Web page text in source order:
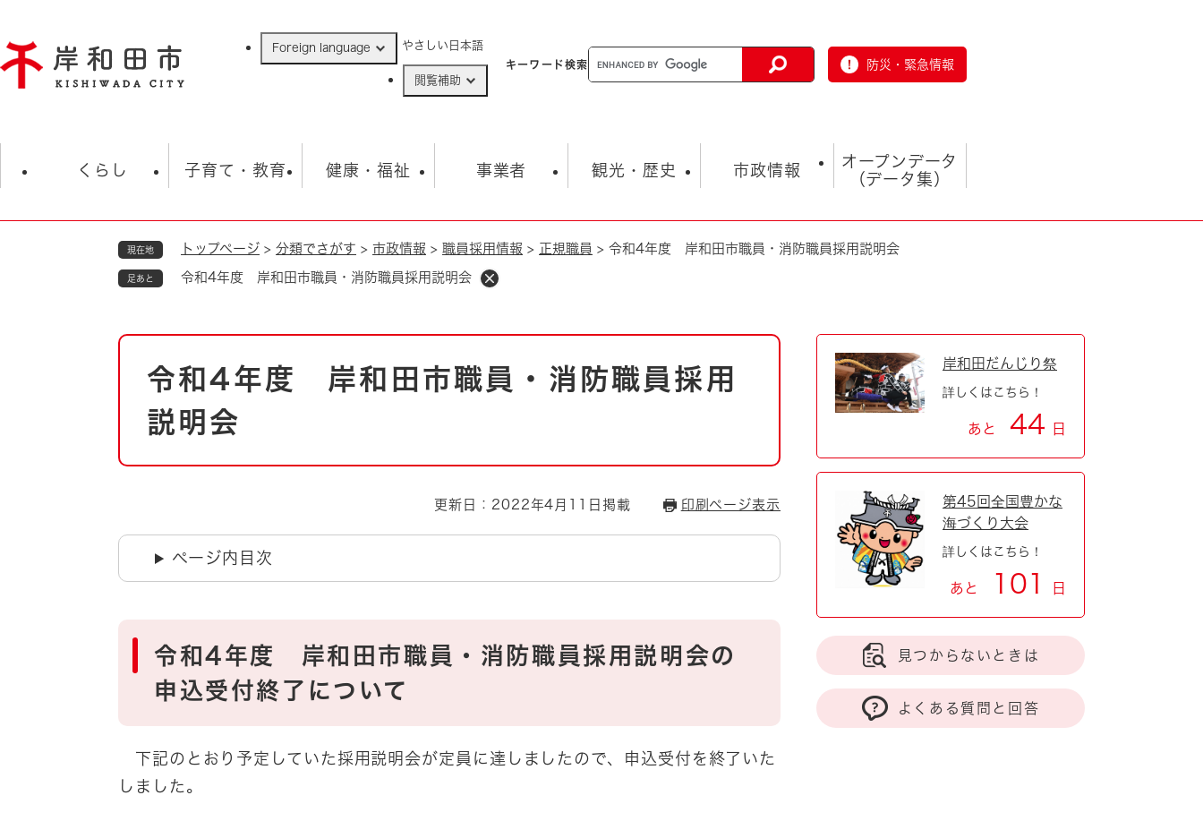
ジ
の
Foreign language やさしい日本語
閲覧補助
キーワード検索 防災・緊急情報
くらし
住民票・戸籍
ごみ・衛生・動物 救急・消防
防災・防犯 上水道・下水道
自然・環境・公園
引っ越し
道路・河川・交通
とじる
子育て・教育
学校 子育て
健康・福祉
福祉・健康・生活 生涯学習・スポーツ
事業者
入札・契約情報 まちづくり・協働
環境 福祉・介護
観光・歴史
観光 観光スポット
市政情報
市の概要 総合計画
市政 職員採用情報
市役所・施設の案内
オープンデータ
（データ集）
オープンデータ
現在地 トップページ > 分類でさがす > 市政情報 > 職員採用情報 > 正規職員 > 令和4年度 岸和田市職員・消防職員採用説明会
足あと 令和4年度 岸和田市職員・消防職員採用説明会
本
令和4年度 岸和田市職員・消防職員採用
説明会
更新日：2022年4月11日掲載 印刷ページ表示
ページ内目次
令和4年度 岸和田市職員・消防職員採用説明会の
申込受付終了について
下記のとおり予定していた採用説明会が定員に達しましたので、申込受付を終了いた
しました。
岸和田だんじり祭
詳しくはこちら！
あと 44 日
第45回全国豊かな
海づくり大会
詳しくはこちら！
あと 101 日
見つからないときは
よくある質問と回答